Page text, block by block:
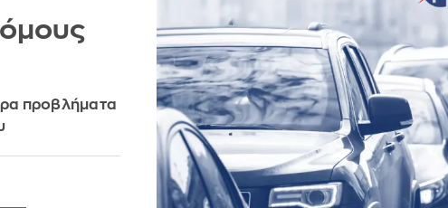
προβλήματα